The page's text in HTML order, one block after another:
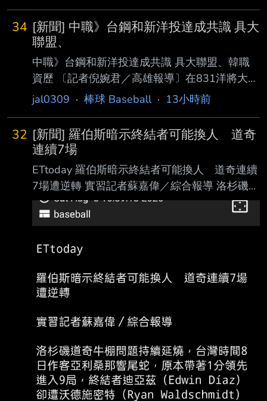
34 [新聞] 中職》台鋼和新洋投達成共識 具大
聯盟、
中職》台鋼和新洋投達成共識 具大聯盟、韓職
資歷 〔記者倪婉君／高雄報導〕在831洋將大限
之前，台鋼雄鷹球團今天宣布和新洋投完成簽約
隊劉東洋僅表示新洋投具亞洲資歷，去年也 在
球團物色的新洋投人選之一，今年在尋覓新洋投
時，球探再推薦這名人選；據了解，這名 新洋
投是具大聯盟和韓職資歷的36歲右投方特（暫
譯，Wilmer Font），今年則在墨西哥聯 盟出
賽。 中職現行洋將規則是，每隊註冊4人、一軍
登錄3人、同時上場2人，目前台鋼註冊的4名洋
jal0309 · 棒球 Baseball· 13小時前
32 [新聞] 羅伯斯暗示終結者可能換人 道奇
連續7場
ETtoday 羅伯斯暗示終結者可能換人 道奇連續
7場遭逆轉 實習記者蘇嘉偉／綜合報導 洛杉磯道
奇牛棚問題持續延燒，台灣時間8日作客亞利桑
那響尾蛇，原本帶著1分領先進入 9局，終結者
Waldschmidt）轟出逆轉再見 2分砲，終場3比4
（Dave Roberts）賽後也鬆口 ，球隊可能必須
考慮其他終結者選擇。 道奇此役8局靠帕赫斯
（Andy Pages）敲出左外野超前陽春砲，以3比
2取得領先，不過迪 亞茲9局登